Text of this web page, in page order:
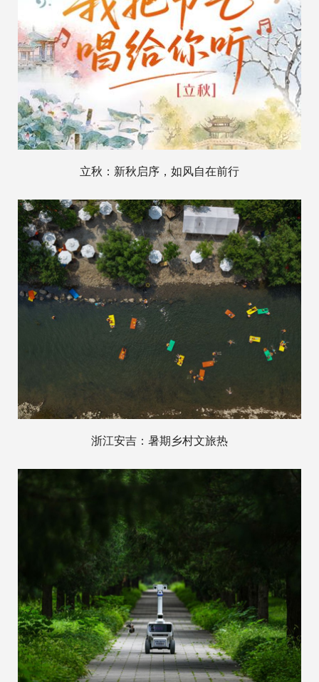
立秋：新秋启序，如风自在前行
浙江安吉：暑期乡村文旅热